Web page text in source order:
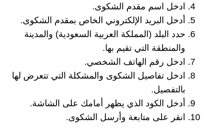
ادخل اسم مقدم الشكوى.
أدخل البريد الإلكتروني الخاص بمقدم الشكوى.
حدد البلد (المملكة العربية السعودية) والمدينة
والمنطقة التي تقيم بها.
ادخل رقم الهاتف الشخصي.
ادخل تفاصيل الشكوى والمشكلة التي تتعرض لها
بالتفصيل.
أدخل الكود الذي يظهر أمامك على الشاشة.
انقر على متابعة وأرسل الشكوى.